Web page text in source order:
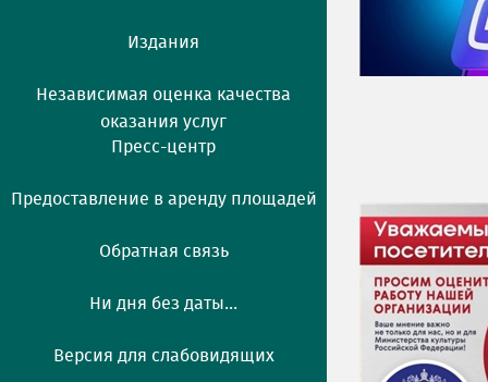
Издания
Независимая оценка качества
оказания услуг
Пресс-центр
Предоставление в аренду площадей
Обратная связь
Ни дня без даты...
Версия для слабовидящих